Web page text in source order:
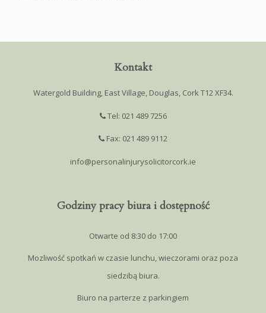
Kontakt
Watergold Building, East Village, Douglas, Cork T12 XF34.
Tel: 021 489 7256
Fax: 021 489 9112
info@personalinjurysolicitorcork.ie
Godziny pracy biura i dostępność
Otwarte od 8:30 do 17:00
Mozliwość spotkań w czasie lunchu, wieczorami oraz poza
siedzibą biura.
Biuro na parterze z parkingiem